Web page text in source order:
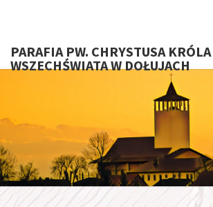
PARAFIA PW. CHRYSTUSA KRÓLA
WSZECHŚWIATA W DOŁUJACH